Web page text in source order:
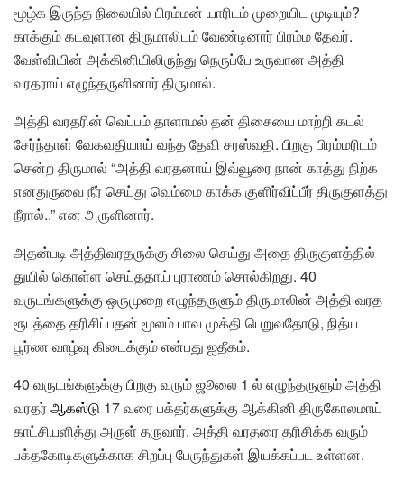
மூழ்க இருந்த நிலையில் பிரம்மன் யாரிடம் முறையிட முடியும்?
காக்கும் கடவுளான திருமாலிடம் வேண்டினார் பிரம்ம தேவர்.
வேள்வியின் அக்கினியிலிருந்து நெருப்பே உருவான அத்தி
வரதராய் எழுந்தருளினார் திருமால்.
அத்தி வரதரின் வெப்பம் தாளாமல் தன் திசையை மாற்றி கடல்
சேர்ந்தாள் வேகவதியாய் வந்த தேவி சரஸ்வதி. பிறகு பிரம்மரிடம்
சென்ற திருமால் “அத்தி வரதனாய் இவ்வூரை நான் காத்து நிற்க
எனதுருவை நீர் செய்து வெம்மை காக்க குளிர்விப்பீர் திருகுளத்து
நீரால்..” என அருளினார்.
அதன்படி அத்திவரதருக்கு சிலை செய்து அதை திருகுளத்தில்
துயில் கொள்ள செய்ததாய் புராணம் சொல்கிறது. 40
வருடங்களுக்கு ஒருமுறை எழுந்தருளும் திருமாலின் அத்தி வரத
ரூபத்தை தரிசிப்பதன் மூலம் பாவ முக்தி பெறுவதோடு, நித்ய
பூர்ண வாழ்வு கிடைக்கும் என்பது ஐதீகம்.
40 வருடங்களுக்கு பிறகு வரும் ஜூலை 1 ல் எழுந்தருளும் அத்தி
வரதர்ஆகஸ்டு 17 வரை பக்தர்களுக்கு ஆக்கினி திருகோலமாய்
காட்சியளித்து அருள் தருவார். அத்தி வரதரை தரிசிக்க வரும்
பக்தகோடிகளுக்காக சிறப்பு பேருந்துகள் இயக்கப்பட உள்ளன.